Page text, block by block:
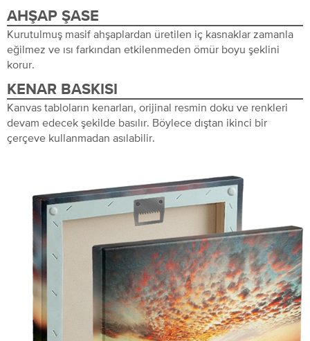
AHŞAP ŞASE
Kurutulmuş masif ahşaplardan üretilen iç kasnaklar zamanla
eğilmez ve ısı farkından etkilenmeden ömür boyu şeklini
korur.
KENAR BASKISI
Kanvas tabloların kenarları, orijinal resmin doku ve renkleri
devam edecek şekilde basılır. Böylece dıştan ikinci bir
çerçeve kullanmadan asılabilir.